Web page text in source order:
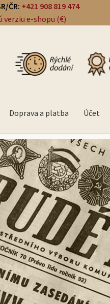
ČR: +421 908 819 474
verziu e-shopu (€)
Doprava a platba Účet